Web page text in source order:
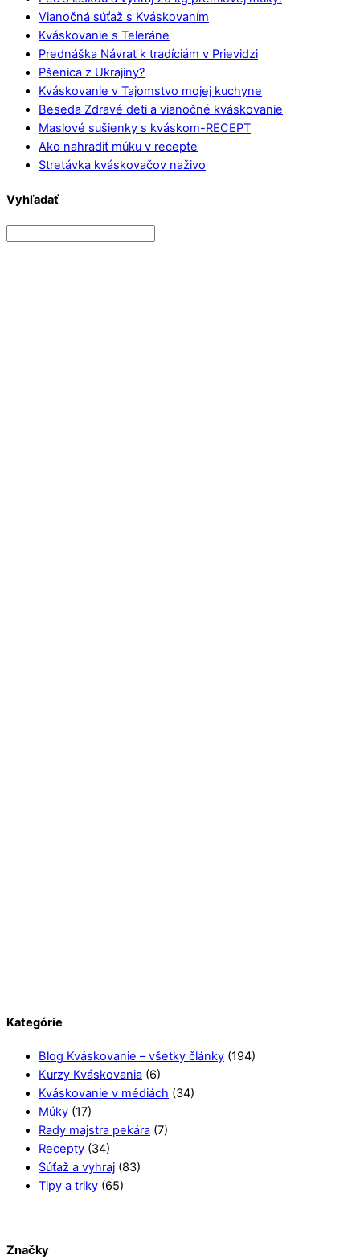
Vianočná súťaž s Kváskovaním
Kváskovanie s Teleráne
Prednáška Návrat k tradíciám v Prievidzi
Pšenica z Ukrajiny?
Kváskovanie v Tajomstvo mojej kuchyne
Beseda Zdravé deti a vianočné kváskovanie
Maslové sušienky s kváskom-RECEPT
Ako nahradiť múku v recepte
Stretávka kváskovačov naživo
Vyhľadať
Kategórie
Blog Kváskovanie – všetky články (194)
Kurzy Kváskovania (6)
Kváskovanie v médiách (34)
Múky (17)
Rady majstra pekára (7)
Recepty (34)
Súťaž a vyhraj (83)
Tipy a triky (65)
Značky